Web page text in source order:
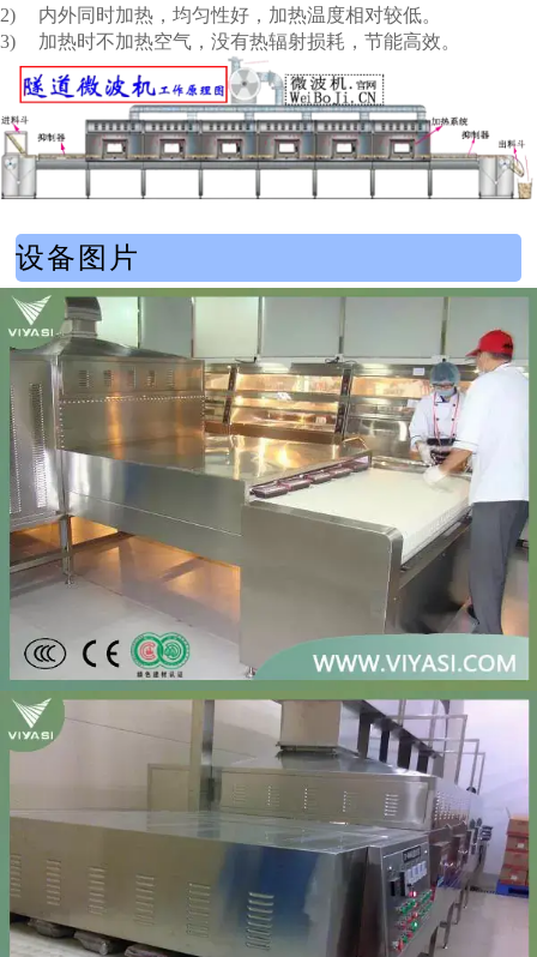
2)
内外同时加热，均匀性好，加热温度相对较低。
3)
加热时不加热空气，没有热辐射损耗，节能高效。
设备图片